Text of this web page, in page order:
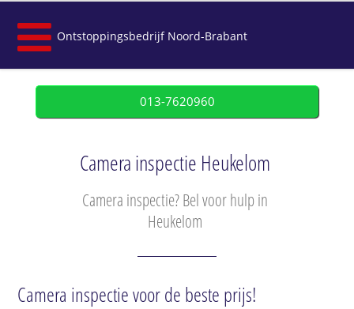
Ontstoppingsbedrijf Noord-Brabant
013-7620960
Camera inspectie Heukelom
Camera inspectie? Bel voor hulp in
Heukelom
Camera inspectie voor de beste prijs!